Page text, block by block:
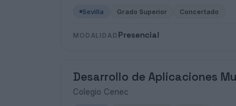
Sevilla Grado Superior Concertado
MODALIDAD Presencial
Desarrollo de Aplicaciones
Colegio Cenec